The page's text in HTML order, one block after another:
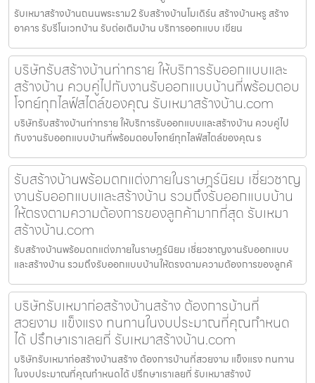
รับเหมาสร้างบ้านถนนพระราม2 รับสร้างบ้านโมเดิร์น สร้างบ้านหรู สร้าง
อาคาร รับรีโนเวทบ้าน รับต่อเติมบ้าน บริการออกแบบ เขียน
บริษัทรับสร้างบ้านท่าทราย ให้บริการรับออกแบบและ
สร้างบ้าน ควบคู่ไปกับงานรับออกแบบบ้านที่พร้อมตอบ
โจทย์ทุกไลฟ์สไตล์ของคุณ รับเหมาสร้างบ้าน.com
บริษัทรับสร้างบ้านท่าทราย ให้บริการรับออกแบบและสร้างบ้าน ควบคู่ไป
กับงานรับออกแบบบ้านที่พร้อมตอบโจทย์ทุกไลฟ์สไตล์ของคุณ ร
รับสร้างบ้านพร้อมตกแต่งภายในราษฎร์นิยม เชี่ยวชาญ
งานรับออกแบบและสร้างบ้าน รวมถึงรับออกแบบบ้าน
ให้ตรงตามความต้องการของลูกค้ามากที่สุด รับเหมา
สร้างบ้าน.com
รับสร้างบ้านพร้อมตกแต่งภายในราษฎร์นิยม เชี่ยวชาญงานรับออกแบบ
และสร้างบ้าน รวมถึงรับออกแบบบ้านให้ตรงตามความต้องการของลูกค้
บริษัทรับเหมาก่อสร้างบ้านสร้าง ต้องการบ้านที่
สวยงาม แข็งแรง ทนทานในงบประมาณที่คุณกำหนด
ได้ ปรึกษาเราเลยที่ รับเหมาสร้างบ้าน.com
บริษัทรับเหมาก่อสร้างบ้านสร้าง ต้องการบ้านที่สวยงาม แข็งแรง ทนทาน
ในงบประมาณที่คุณกำหนดได้ ปรึกษาเราเลยที่ รับเหมาสร้างบ้